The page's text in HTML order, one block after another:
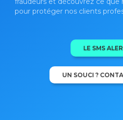
pour protéger nos clients
LE SMS
UN SOUCI ?